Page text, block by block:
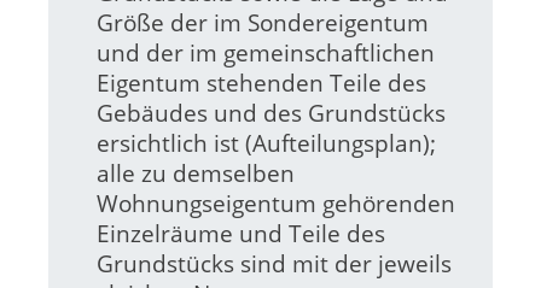
Größe der im Sondereigentum
und der im gemeinschaftlichen
Eigentum stehenden Teile des
Gebäudes und des Grundstücks
ersichtlich ist (Aufteilungsplan);
alle zu demselben
Wohnungseigentum gehörenden
Einzelräume und Teile des
Grundstücks sind mit der jeweils